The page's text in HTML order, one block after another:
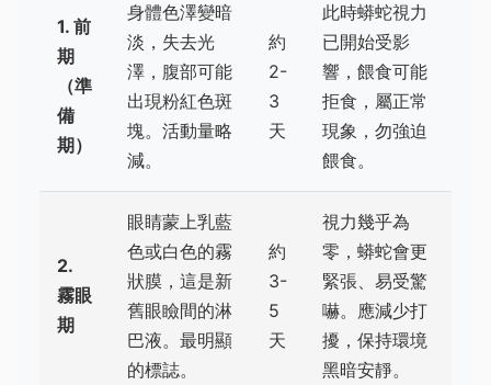
1. 前
期
（準
備
期）
身體色澤變暗
淡，失去光
澤，腹部可能
出現粉紅色斑
塊。活動量略
減。
約
2-
3
天
此時蟒蛇視力
已開始受影
響，餵食可能
拒食，屬正常
現象，勿強迫
餵食。
2.
霧眼
期
眼睛蒙上乳藍
色或白色的霧
狀膜，這是新
舊眼瞼間的淋
巴液。最明顯
的標誌。
約
3-
5
天
視力幾乎為
零，蟒蛇會更
緊張、易受驚
嚇。應減少打
擾，保持環境
黑暗安靜。